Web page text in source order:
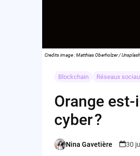
Credits image : Matthias Oberholzer / Unsplash
Blockchain Réseaux
Orange
cyber ?
Posted
Nina Gavetière 30